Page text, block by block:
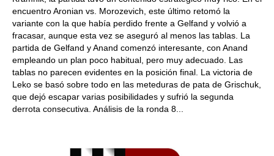
encuentro Aronian vs. Morozevich, este último retomó la
variante con la que había perdido frente a Gelfand y volvió a
fracasar, aunque esta vez se aseguró al menos las tablas. La
partida de Gelfand y Anand comenzó interesante, con Anand
empleando un plan poco habitual, pero muy adecuado. Las
tablas no parecen evidentes en la posición final. La victoria de
Leko se basó sobre todo en las meteduras de pata de Grischuk,
que dejó escapar varias posibilidades y sufrió la segunda
derrota consecutiva. Análisis de la ronda 8...